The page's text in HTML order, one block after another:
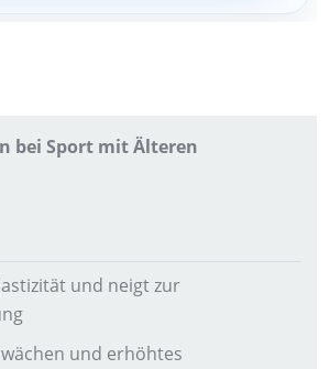
bei Sport mit Älteren
und neigt zur
und erhöhtes